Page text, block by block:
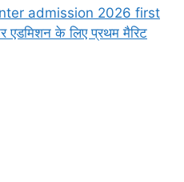
admission 2026 first
एडमिशन के लिए प्रथम मैरिट